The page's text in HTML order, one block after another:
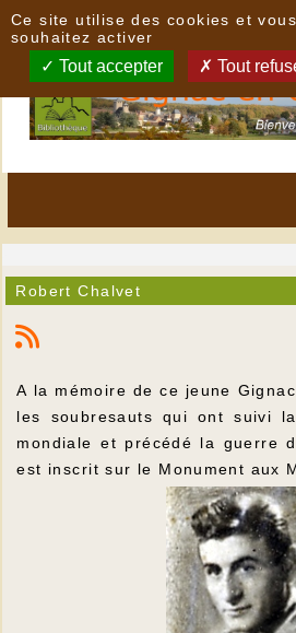
Robert Chalvet
A la mémoire de ce jeune
les soubresauts qui ont suivi
mondiale et précédé la guerre
est inscrit sur le Monument aux
Ce site utilise des cookies et
souhaitez activer
Tout accepter Tout